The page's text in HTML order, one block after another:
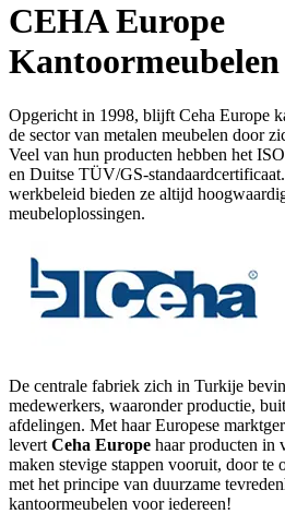
CEHA Europe
Kantoormeubelen
Opgericht in 1998, blijft Ceha Europe
de sector van metalen meubelen door
Veel van hun producten hebben het
en Duitse TÜV/GS-
werkbeleid bieden ze altijd
meubeloplossingen.
De centrale fabriek zich in Turkije
medewerkers, waaronder productie,
afdelingen. Met haar Europese
levert Ceha Europe haar producten in
maken stevige stappen vooruit, door te
met het principe van duurzame
kantoormeubelen voor iedereen!